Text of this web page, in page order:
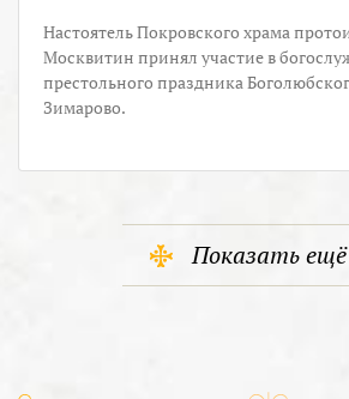
Настоятель Покровского храма
Москвитин принял участие в
престольного праздника
Зимарово.
Показать ещё